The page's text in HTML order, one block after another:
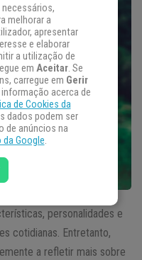
personalidades e
cotidianas. Entretanto,
a refletir mais sobre
melhorar a
apresentar
e elaborar
a utilização de
em Aceitar. Se
carregue em Gerir
acerca de
de Cookies da
dados podem ser
de anúncios na
da Google.